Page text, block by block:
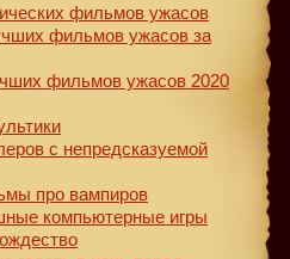
фильмов ужасов
фильмов ужасов за
фильмов ужасов 2020
с непредсказуемой
про вампиров
компьютерные игры